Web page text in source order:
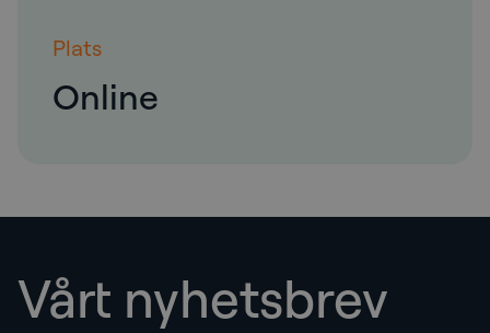
Plats
Online
Vårt nyhetsbrev